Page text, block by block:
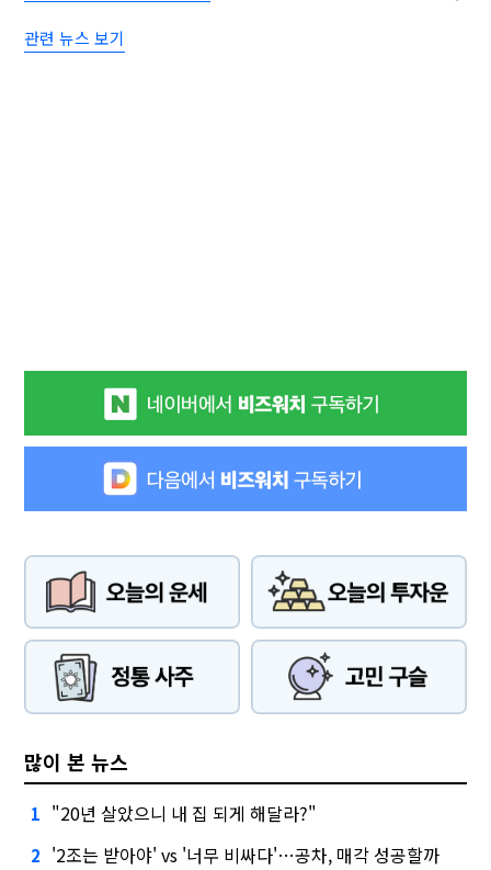
관련 뉴스 보기
많이 본 뉴스
1 "20년 살았으니 내 집 되게 해달라?"
2 '2조는 받아야' vs '너무 비싸다'…공차, 매각 성공할까